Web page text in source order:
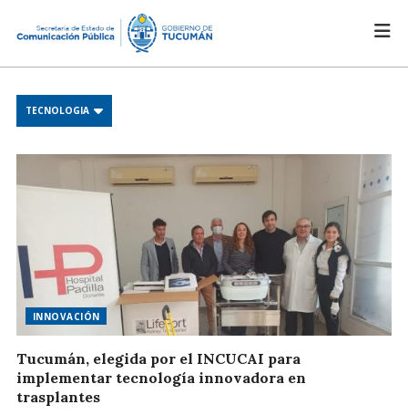
TECNOLOGIA
INNOVACIÓN
Tucumán, elegida por el INCUCAI para
implementar tecnología innovadora en
trasplantes